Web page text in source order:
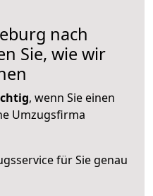
nach
Sie, wie wir
, wenn Sie einen
Umzugsfirma
für Sie genau